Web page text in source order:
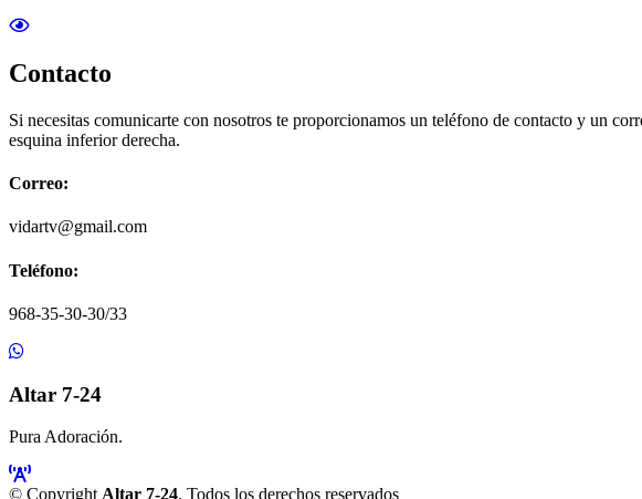
Contacto
Si necesitas comunicarte con nosotros te proporcionamos un teléfono de contacto y un
esquina inferior derecha.
Correo:
vidartv@gmail.com
Teléfono:
968-35-30-30/33
Altar 7-24
Pura Adoración.
© Copyright Altar 7-24. Todos los derechos reservados